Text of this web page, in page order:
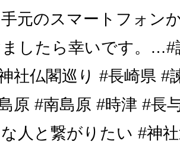
元のスマートフォン
したら幸いです。…#
社仏閣巡り #長崎県 #
原 #南島原 #時津 #長
人と繋がりたい #神